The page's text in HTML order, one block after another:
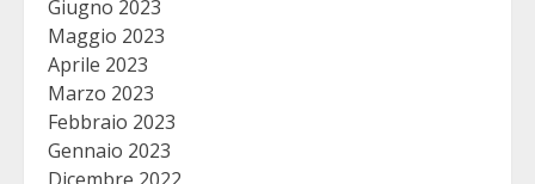
Giugno 2023
Maggio 2023
Aprile 2023
Marzo 2023
Febbraio 2023
Gennaio 2023